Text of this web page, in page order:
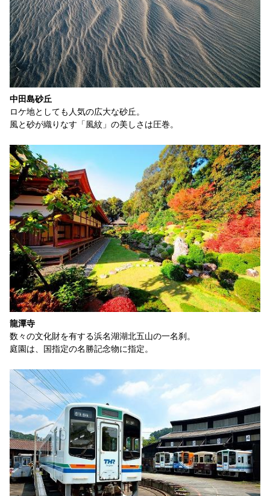
中田島砂丘
ロケ地としても人気の広大な砂丘。
風と砂が織りなす「風紋」の美しさは圧巻。
龍潭寺
数々の文化財を有する浜名湖湖北五山の一名刹。
庭園は、国指定の名勝記念物に指定。